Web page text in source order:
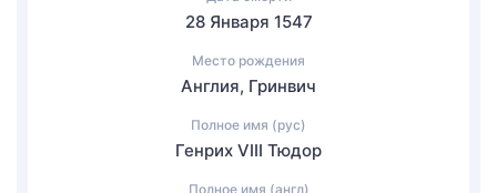
28 Января 1547
Место рождения
Англия, Гринвич
Полное имя (рус)
Генрих VIII Тюдор
Полное имя (англ)